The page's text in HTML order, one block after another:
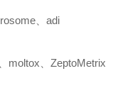
、adi
moltox 、ZeptoMetrix